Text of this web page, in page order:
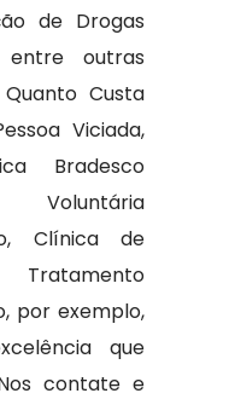
de Drogas
entre outras
Custa
Viciada,
Bradesco
Voluntária
Clínica de
por exemplo,
que
contate e